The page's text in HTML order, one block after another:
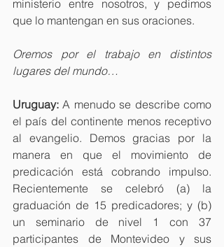
ministerio entre nosotros, y pedimos
que lo mantengan en sus oraciones.
Oremos por el trabajo en distintos
lugares del mundo…
Uruguay: A menudo se describe como
el país del continente menos receptivo
al evangelio. Demos gracias por la
manera en que el movimiento de
predicación está cobrando impulso.
Recientemente se celebró (a) la
graduación de 15 predicadores; y (b)
un seminario de nivel 1 con 37
participantes de Montevideo y sus